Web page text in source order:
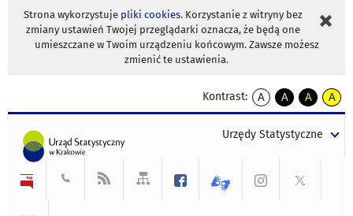
Strona wykorzystuje pliki cookies. Korzystanie z witryny bez
zmiany ustawień Twojej przeglądarki oznacza, że będą one
umieszczane w Twoim urządzeniu końcowym. Zawsze możesz
zmienić te ustawienia.
Kontrast:
A
kontrast
A
kontrast
tekst
czarnym
A
kontrast
tekst
czarnym
A
tekst
żółtym
Urzędy Statystyczne